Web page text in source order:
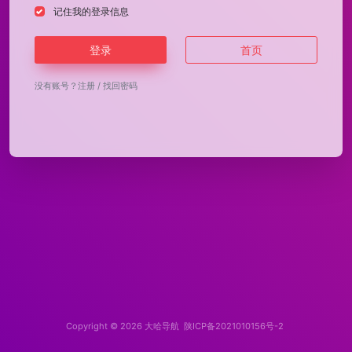
记住我的登录信息
登录 首页
没有账号？ 注册 / 找回密码
Copyright © 2026 大哈导航 陕ICP备2021010156号-2